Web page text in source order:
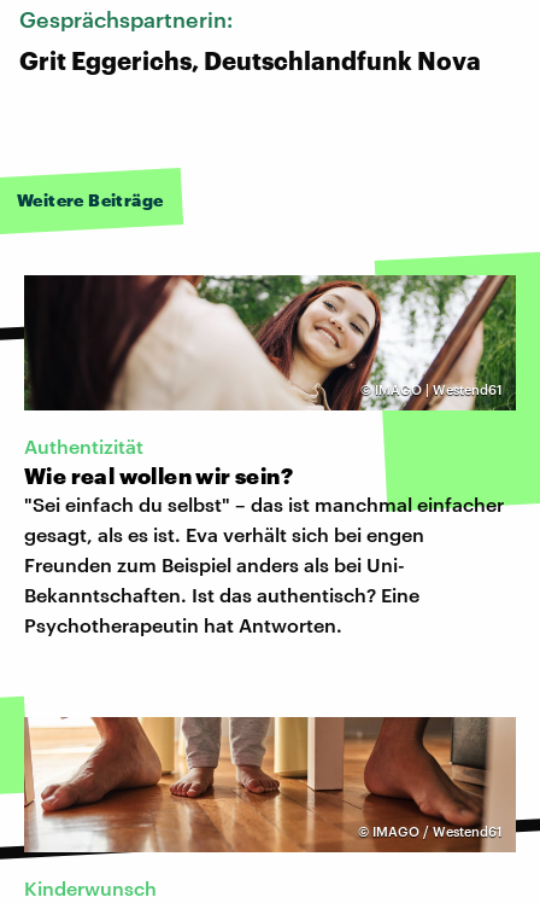
Gesprächspartnerin:
Grit Eggerichs, Deutschlandfunk Nova
Weitere Beiträge
©IMAGO | Westend61
Authentizität
Wie real wollen wir sein?
"Sei einfach du selbst" – das ist manchmal einfacher
gesagt, als es ist. Eva verhält sich bei engen
Freunden zum Beispiel anders als bei Uni-
Bekanntschaften. Ist das authentisch? Eine
Psychotherapeutin hat Antworten.
© IMAGO / Westend61
Kinderwunsch